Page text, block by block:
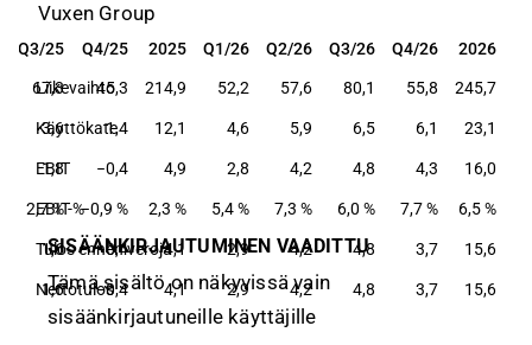
Vuxen Group
Q3/25 Q4/25 2025 Q1/26 Q2/26 Q3/26 Q4/26 2026
Q3/25 Q4/25 2025 Q1/26 Q2/26 Q3/26 Q4/26 2026
Liikevaihto
67,3 45,3 214,9 52,2 57,6 80,1 55,8 245,7
Käyttökate
3,6 1,4 12,1 4,6 5,9 6,5 6,1 23,1
EBIT
1,8 −0,4 4,9 2,8 4,2 4,8 4,3 16,0
EBIT-%
2,7 % −0,9 % 2,3 % 5,4 % 7,3 % 6,0 % 7,7 % 6,5 %
Tulos ennen veroja
1,6 −0,4 4,1 2,9 4,2 4,8 3,7 15,6
Nettotulos
1,6 −0,4 4,1 2,9 4,2 4,8 3,7 15,6
SISÄÄNKIRJAUTUMINEN VAADITTU
Tämä sisältö on näkyvissä vain
sisäänkirjautuneille käyttäjille